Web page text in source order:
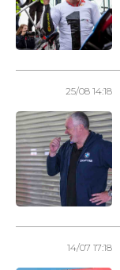
25/08 14:18
14/07 17:18